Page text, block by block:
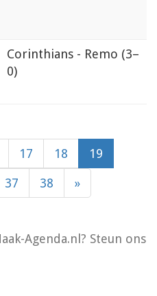
Corinthians - Remo (3–
0)
17 18 19
37 38 »
Agenda.nl? Steun ons